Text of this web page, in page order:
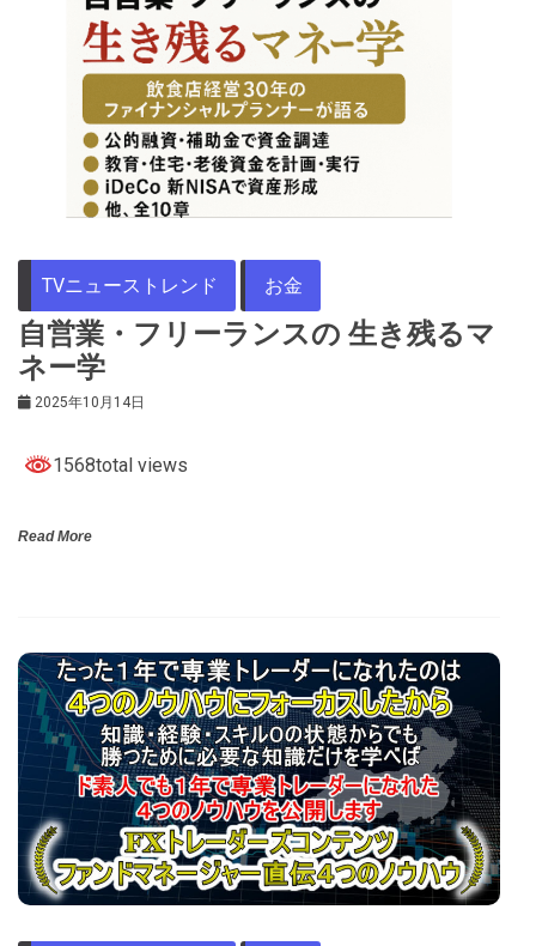
TVニューストレンド お金
自営業・フリーランスの 生き残るマ
ネー学
2025年10月14日
1568total views
Read More